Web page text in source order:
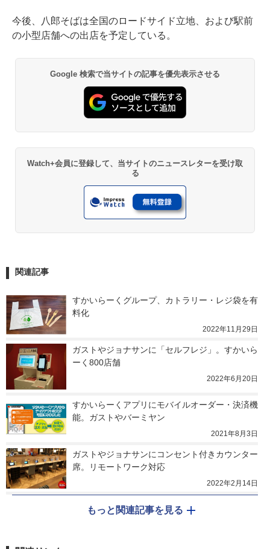
今後、八郎そばは全国のロードサイド立地、および駅前
の小型店舗への出店を予定している。
Google 検索で当サイトの記事を優先表示させる
Watch+会員に登録して、当サイトのニュースレターを受け取
る
関連記事
すかいらーくグループ、カトラリー・レジ袋を有
料化
2022年11月29日
ガストやジョナサンに「セルフレジ」。すかいら
ーく800店舗
2022年6月20日
すかいらーくアプリにモバイルオーダー・決済機
能。ガストやバーミヤン
2021年8月3日
ガストやジョナサンにコンセント付きカウンター
席。リモートワーク対応
2022年2月14日
もっと関連記事を見る